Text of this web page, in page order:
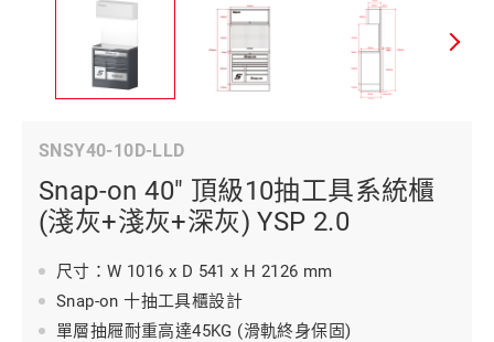
SNSY40-10D-LLD
Snap-on 40" 頂級10抽工具系統櫃
(淺灰+淺灰+深灰) YSP 2.0
尺寸：W 1016 x D 541 x H 2126 mm
Snap-on 十抽工具櫃設計
單層抽屜耐重高達45KG (滑軌終身保固)